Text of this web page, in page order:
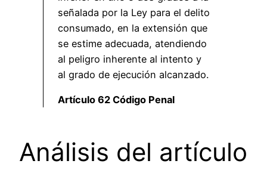
señalada por la Ley para el delito
consumado, en la extensión que
se estime adecuada, atendiendo
al peligro inherente al intento y
al grado de ejecución alcanzado.
Artículo 62 Código Penal
Análisis del artículo